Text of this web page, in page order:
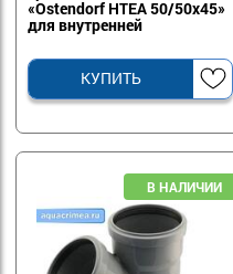
«Ostendorf HTEA 50/50х45»
для внутренней
канализации
КУПИТЬ